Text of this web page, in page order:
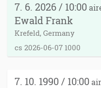
7. 6. 2026 / 10:00
Ewald Frank
Krefeld, Germany
cs 2026-06-07 1000
7. 10. 1990 / 10:00